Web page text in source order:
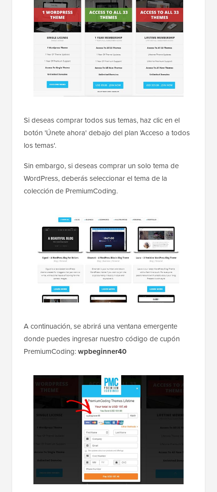
Si deseas comprar todos sus temas, haz clic en el
botón 'Únete ahora' debajo del plan 'Acceso a todos
los temas'.
Sin embargo, si deseas comprar un solo tema de
WordPress, deberás seleccionar el tema de la
colección de PremiumCoding.
A continuación, se abrirá una ventana emergente
donde puedes ingresar nuestro código de cupón
PremiumCoding:wpbeginner40